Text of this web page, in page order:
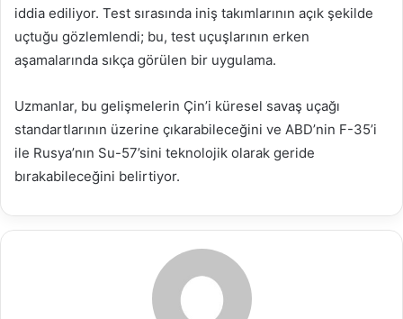
iddia ediliyor. Test sırasında iniş takımlarının açık şekilde
uçtuğu gözlemlendi; bu, test uçuşlarının erken
aşamalarında sıkça görülen bir uygulama.
Uzmanlar, bu gelişmelerin Çin’i küresel savaş uçağı
standartlarının üzerine çıkarabileceğini ve ABD’nin F-35’i
ile Rusya’nın Su-57’sini teknolojik olarak geride
bırakabileceğini belirtiyor.